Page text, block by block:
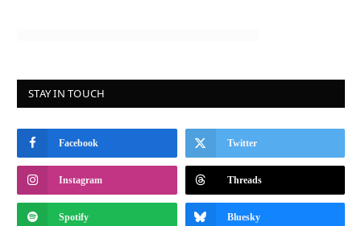
STAY IN TOUCH
Facebook Twitter
Instagram Threads
Spotify Bluesky